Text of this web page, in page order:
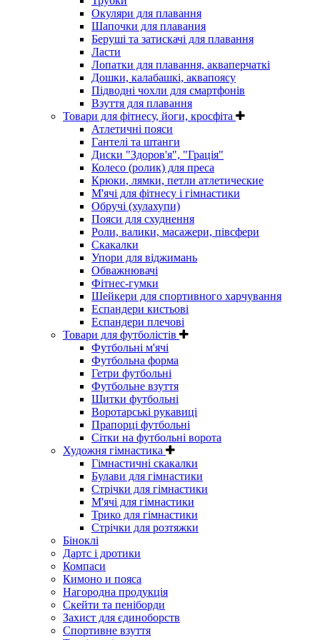
Окуляри для плавання
Шапочки для плавания
Беруші та затискачі для плавання
Ласти
Лопатки для плавання, акваперчаткі
Дошки, калабашкі, аквапоясу
Підводні чохли для смартфонів
Взуття для плавання
Товари для фітнесу, йоги, кросфіта
Атлетичні пояси
Гантелі та штанги
Диски "Здоров'я", "Грація"
Колесо (ролик) для преса
Крюки, лямки, петли атлетические
М'ячі для фітнесу і гімнастики
Обручі (хулахупи)
Пояси для схуднення
Роли, валики, масажери, півсфери
Скакалки
Упори для віджимань
Обважнювачі
Фітнес-гумки
Шейкери для спортивного харчування
Еспандери кистьові
Еспандери плечові
Товари для футболістів
Футбольні м'ячі
Футбольна форма
Гетри футбольні
Футбольне взуття
Щитки футбольні
Воротарські рукавиці
Прапорці футбольні
Сітки на футбольні ворота
Художня гімнастика
Гімнастичні скакалки
Булави для гімнастики
Стрічки для гімнастики
М'ячі для гімнастики
Трико для гімнастики
Стрічки для розтяжки
Біноклі
Дартс і дротики
Компаси
Кимоно и пояса
Нагородна продукція
Скейти та пеніборди
Захист для єдиноборств
Спортивне взуття